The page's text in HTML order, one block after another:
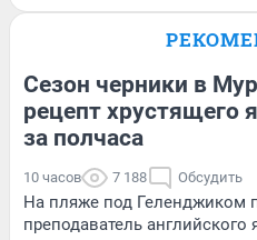
Сезон черники в
рецепт хрустящего
за полчаса
10 часов 7 188 Обсудить
На пляже под Геленджиком
преподаватель